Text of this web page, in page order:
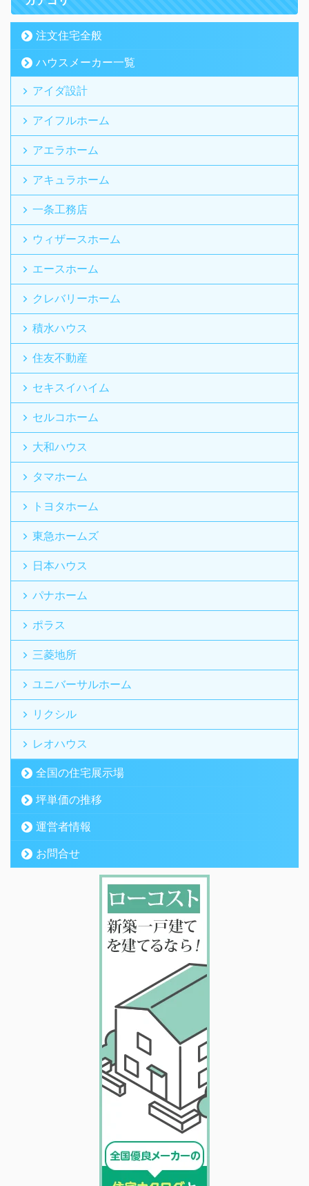
注文住宅全般
ハウスメーカー一覧
アイダ設計
アイフルホーム
アエラホーム
アキュラホーム
一条工務店
ウィザースホーム
エースホーム
クレバリーホーム
積水ハウス
住友不動産
セキスイハイム
セルコホーム
大和ハウス
タマホーム
トヨタホーム
東急ホームズ
日本ハウス
パナホーム
ポラス
三菱地所
ユニバーサルホーム
リクシル
レオハウス
全国の住宅展示場
坪単価の推移
運営者情報
お問合せ